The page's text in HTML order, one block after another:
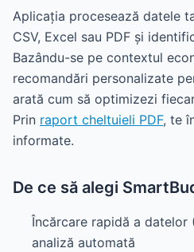
Aplicația procesează datele
CSV, Excel sau PDF și
Bazându-se pe contextul
recomandări personalizate
arată cum să optimizezi
Prin raport cheltuieli PDF, te
informate.
De ce să alegi
Încărcare rapidă a datelor
analiză automată